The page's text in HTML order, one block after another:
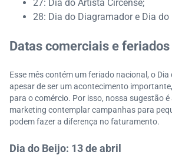
27: Dia do Artista Circense;
28: Dia do Diagramador e Dia do
Datas comerciais e feriados
Esse mês contém um feriado nacional, o Dia
apesar de ser um acontecimento
para o comércio. Por isso, nossa sugestão
marketing contemplar campanhas para
podem fazer a diferença no faturamento.
Dia do Beijo: 13 de abril